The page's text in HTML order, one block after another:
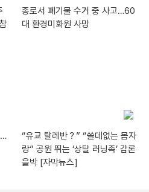
종로서 폐기물 수거 중 사고…60
대 환경미화원 사망
…
“유교 탈레반？” “쓸데없는 몸자
랑” 공원 뛰는 ‘상탈 러닝족’ 갑론
을박 [자막뉴스]